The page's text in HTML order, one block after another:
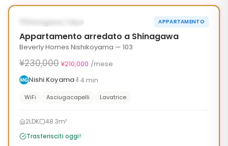
‹ ›
Shinagawa, Tokyo APPARTAMENTO
Appartamento arredato a Shinagawa
Beverly Homes Nishikoyama — 103
¥230,000 ¥210,000 /mese
Nishi Koyama
4 min
WiFi Asciugacapelli Lavatrice
2LDK
48.3m²
Trasferisciti oggi!